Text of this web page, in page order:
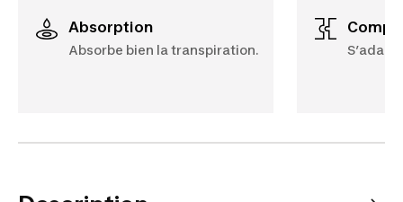
Absorption
Absorbe bien la transpiration.